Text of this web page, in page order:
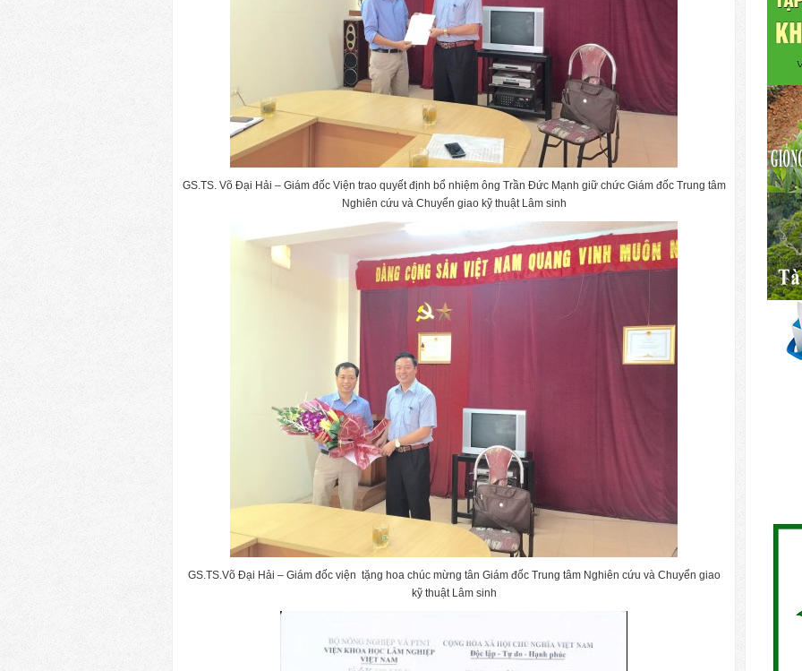
GS.TS. Võ Đại Hải – Giám đốc Viện trao quyết định bổ nhiệm ông Trần Đức Mạnh giữ chức Giám đốc Trung tâm
Nghiên cứu và Chuyển giao kỹ thuật Lâm sinh
GS.TS.Võ Đại Hải – Giám đốc viện tặng hoa chúc mừng tân Giám đốc Trung tâm Nghiên cứu và Chuyển giao
kỹ thuật Lâm sinh